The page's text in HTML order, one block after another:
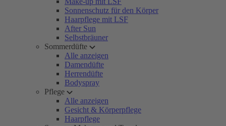
Sonnenschutz für den Körper
Haarpflege mit LSF
After Sun
Selbstbräuner
Sommerdüfte
Alle anzeigen
Damendüfte
Herrendüfte
Bodyspray
Pflege
Alle anzeigen
Gesicht & Körperpflege
Haarpflege